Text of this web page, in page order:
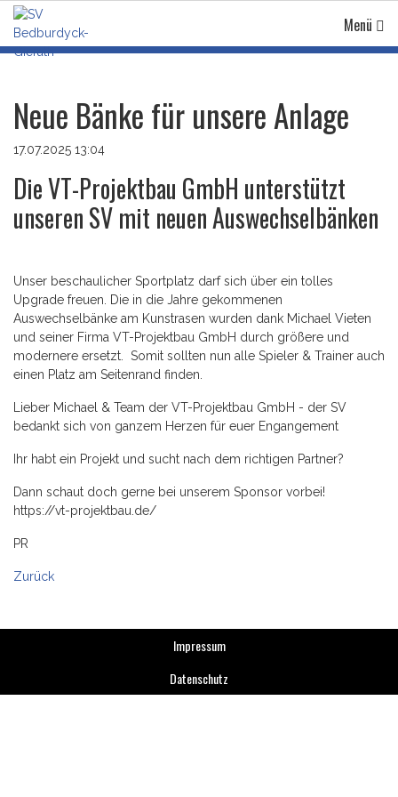
Menü
Neue Bänke für unsere Anlage
17.07.2025 13:04
Die VT-Projektbau GmbH unterstützt
unseren SV mit neuen Auswechselbänken
Unser beschaulicher Sportplatz darf sich über ein tolles
Upgrade freuen. Die in die Jahre gekommenen
Auswechselbänke am Kunstrasen wurden dank Michael Vieten
und seiner Firma VT-Projektbau GmbH durch größere und
modernere ersetzt. Somit sollten nun alle Spieler & Trainer auch
einen Platz am Seitenrand finden.
Lieber Michael & Team der VT-Projektbau GmbH - der SV
bedankt sich von ganzem Herzen für euer Engangement
Ihr habt ein Projekt und sucht nach dem richtigen Partner?
Dann schaut doch gerne bei unserem Sponsor vorbei!
https://vt-projektbau.de/
PR
Zurück
Impressum
Datenschutz